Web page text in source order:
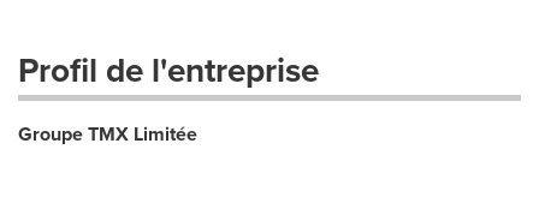
Profil de l'entreprise
Groupe TMX Limitée